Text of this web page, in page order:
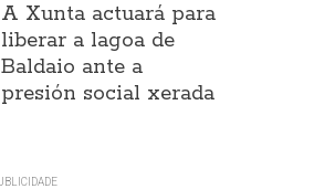
A Xunta actuará para
liberar a lagoa de
Baldaio ante a
presión social xerada